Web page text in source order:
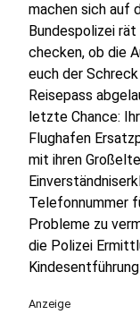
machen sich auf
Bundespolizei rät
checken, ob die
euch der
Reisepass
letzte Chance:
Flughafen
mit ihren
Telefonnummer
Probleme zu
die Polizei
Anzeige